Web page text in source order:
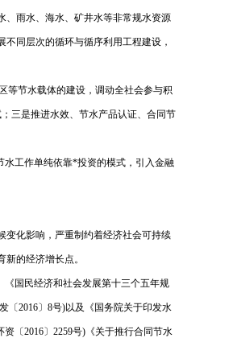
、雨水、海水、矿井水等非常规水资源
同层次的循环与循序利用工程建设，
等节水载体的建设，调动全社会参与积
三是推进水效、节水产品认证、合同节
水工作单纯依靠*投资的模式，引入金融
变化影响，严重制约着经济社会可持续
的经济增长点。
《国民经济和社会发展第十三个五年规
〔2016〕8号)以及《国务院关于印发水
〔2016〕2259号)《关于推行合同节水